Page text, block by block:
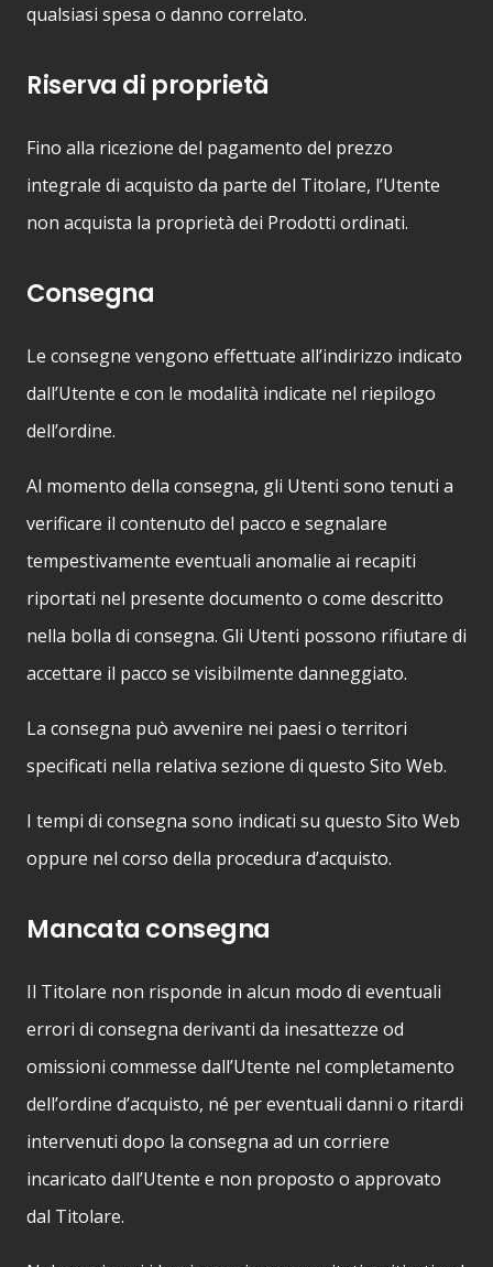
qualsiasi spesa o danno correlato.
Riserva di proprietà
Fino alla ricezione del pagamento del prezzo
integrale di acquisto da parte del Titolare, l’Utente
non acquista la proprietà dei Prodotti ordinati.
Consegna
Le consegne vengono effettuate all’indirizzo indicato
dall’Utente e con le modalità indicate nel riepilogo
dell’ordine.
Al momento della consegna, gli Utenti sono tenuti a
verificare il contenuto del pacco e segnalare
tempestivamente eventuali anomalie ai recapiti
riportati nel presente documento o come descritto
nella bolla di consegna. Gli Utenti possono rifiutare di
accettare il pacco se visibilmente danneggiato.
La consegna può avvenire nei paesi o territori
specificati nella relativa sezione di questo Sito Web.
I tempi di consegna sono indicati su questo Sito Web
oppure nel corso della procedura d’acquisto.
Mancata consegna
Il Titolare non risponde in alcun modo di eventuali
errori di consegna derivanti da inesattezze od
omissioni commesse dall’Utente nel completamento
dell’ordine d’acquisto, né per eventuali danni o ritardi
intervenuti dopo la consegna ad un corriere
incaricato dall’Utente e non proposto o approvato
dal Titolare.